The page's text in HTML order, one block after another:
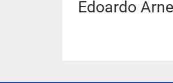
Edoardo